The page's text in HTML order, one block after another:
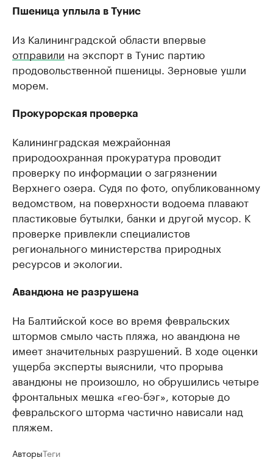
Пшеница уплыла в Тунис
Из Калининградской области впервые
отправили на экспорт в Тунис партию
продовольственной пшеницы. Зерновые ушли
морем.
Прокурорская проверка
Калининградская межрайонная
природоохранная прокуратура проводит
проверку по информации о загрязнении
Верхнего озера. Судя по фото, опубликованному
ведомством, на поверхности водоема плавают
пластиковые бутылки, банки и другой мусор. К
проверке привлекли специалистов
регионального министерства природных
ресурсов и экологии.
Авандюна не разрушена
На Балтийской косе во время февральских
штормов смыло часть пляжа, но авандюна не
имеет значительных разрушений. В ходе оценки
ущерба эксперты выяснили, что прорыва
авандюны не произошло, но обрушились четыре
фронтальных мешка «гео-бэг», которые до
февральского шторма частично нависали над
пляжем.
АвторыТеги